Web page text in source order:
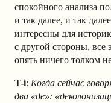
спокойного анализа
и так далее, и так
интересны для
с другой стороны, все
опять ничего толком
T-i: Когда сейчас
два «де»: